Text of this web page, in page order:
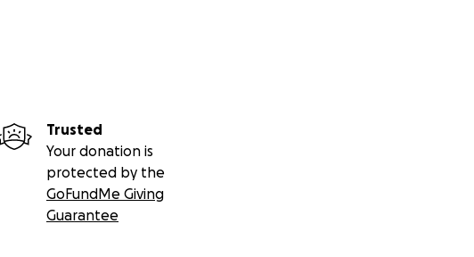
Trusted
Your donation is
protected by the
GoFundMe Giving
Guarantee